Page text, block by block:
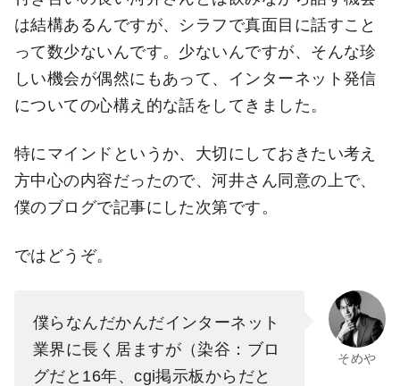
は結構あるんですが、シラフで真面目に話すこと
って数少ないんです。少ないんですが、そんな珍
しい機会が偶然にもあって、インターネット発信
についての心構え的な話をしてきました。
特にマインドというか、大切にしておきたい考え
方中心の内容だったので、河井さん同意の上で、
僕のブログで記事にした次第です。
ではどうぞ。
そめや
僕らなんだかんだインターネット
業界に長く居ますが（染谷：ブロ
グだと16年、cgi掲示板からだと